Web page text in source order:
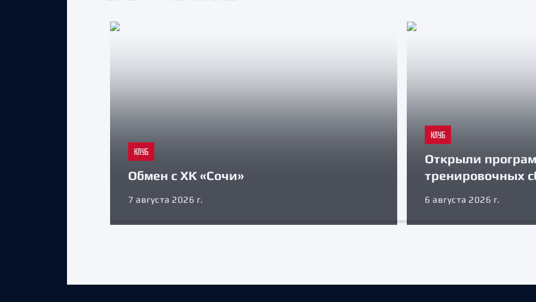
КЛУБ
Обмен с ХК «Сочи»
7 августа 2026 г.
КЛУБ
Открыли
тренировочных
6 августа 2026 г.